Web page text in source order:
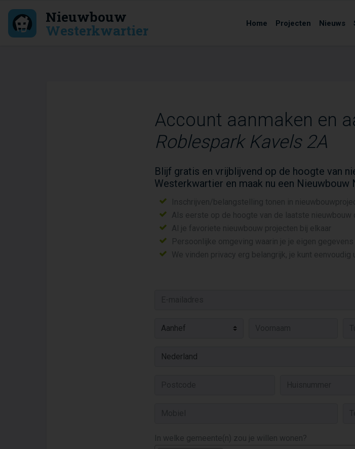
Nieuwbouw
Westerkwartier Home Projecten Nieuws
Account aanmaken en
Roblespark Kavels 2A
Blijf gratis en vrijblijvend op de hoogte van
Westerkwartier en maak nu een Nieuwbouw
Inschrijven/belangstelling tonen in
Als eerste op de hoogte van de laatste nieuwbouw
Al je favoriete nieuwbouw projecten bij elkaar
Persoonlijke omgeving waarin je je eigen gegevens
We vinden privacy erg belangrijk, je kunt eenvoudig
In welke gemeente(n) zou je willen wonen?